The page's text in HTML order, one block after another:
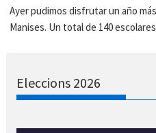
Ayer pudimos disfrutar un año
Manises. Un total de 140
Eleccions 2026